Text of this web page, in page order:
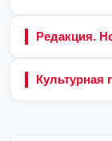
Редакция.
Культурная